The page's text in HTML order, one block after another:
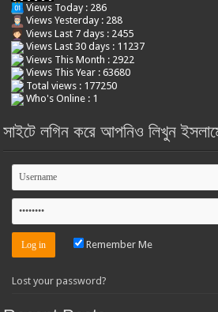
Views Today : 286
Views Yesterday : 288
Views Last 7 days : 2455
Views Last 30 days : 11237
Views This Month : 2922
Views This Year : 63680
Total views : 177250
Who's Online : 1
সাইটে লগিন করে আপনিও লিখুন
Remember Me
Lost your password?